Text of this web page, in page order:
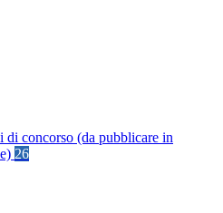
di concorso (da pubblicare in
26